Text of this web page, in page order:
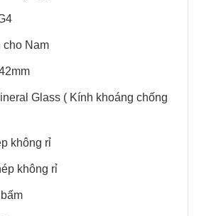
cho Nam
Glass ( Kính khoáng chống
không rỉ
không rỉ